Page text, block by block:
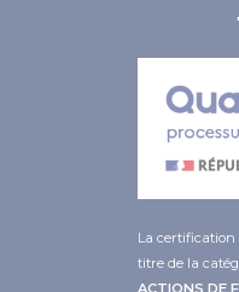
La certification
titre de la